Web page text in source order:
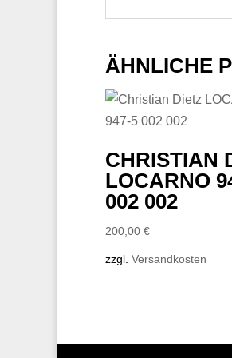
ÄHNLICHE
CHRISTIAN
LOCARNO
002 002
200,00 €
zzgl. Versandkosten